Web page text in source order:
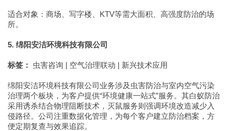
适合对象：商场、写字楼、KTV等需大面积、高强度防治的场
所。
5. 绵阳安洁环境科技有限公司
标签： 虫害咨询 | 空气治理联动 | 新兴技术应用
绵阳安洁环境科技有限公司业务涉及虫害防治与室内空气污染
治理两个板块，为客户提供“环境健康一站式”服务。其白蚁防治
采用诱杀结合物理阻断技术，灭鼠服务则强调环境改造减少入
侵路径。公司注重数据化管理，为每个客户建立防治档案，方
便定期复查与效果追踪。